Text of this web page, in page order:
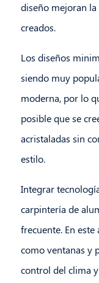
diseño mejoran
creados.
Los diseños
siendo muy
moderna, por lo
posible que se
acristaladas sin
estilo.
Integrar
carpintería de
frecuente. En
como ventanas y
control del clima